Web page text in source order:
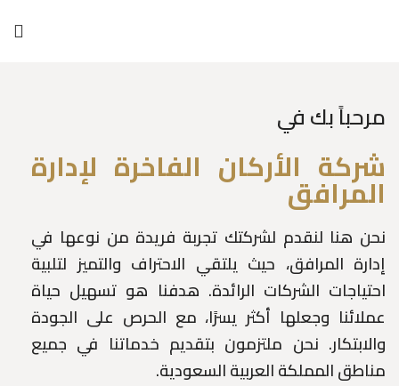
مرحباً بك في
شركة الأركان الفاخرة لإدارة
المرافق
نحن هنا لنقدم لشركتك تجربة فريدة من نوعها في
إدارة المرافق، حيث يلتقي الاحتراف والتميز لتلبية
احتياجات الشركات الرائدة. هدفنا هو تسهيل حياة
عملائنا وجعلها أكثر يسرًا، مع الحرص على الجودة
والابتكار. نحن ملتزمون بتقديم خدماتنا في جميع
مناطق المملكة العربية السعودية.